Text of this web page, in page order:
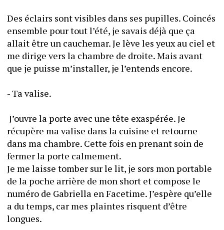
Des éclairs sont visibles dans ses pupilles. Coincés
ensemble pour tout l’été, je savais déjà que ça
allait être un cauchemar. Je lève les yeux au ciel et
me dirige vers la chambre de droite. Mais avant
que je puisse m’installer, je l’entends encore.
- Ta valise.
J’ouvre la porte avec une tête exaspérée. Je
récupère ma valise dans la cuisine et retourne
dans ma chambre. Cette fois en prenant soin de
Je me laisse tomber sur le lit, je sors mon portable
de la poche arrière de mon short et compose le
numéro de Gabriella en Facetime. J’espère qu’elle
a du temps, car mes plaintes risquent d’être
longues.